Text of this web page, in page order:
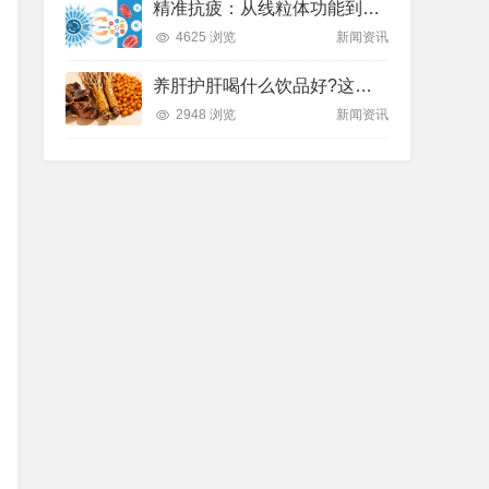
精准抗疲：从线粒体功能到造血机制，热门营养方案全解析
4625 浏览 新闻资讯
养肝护肝喝什么饮品好?这款纽崔莱饮品别错过
2948 浏览 新闻资讯